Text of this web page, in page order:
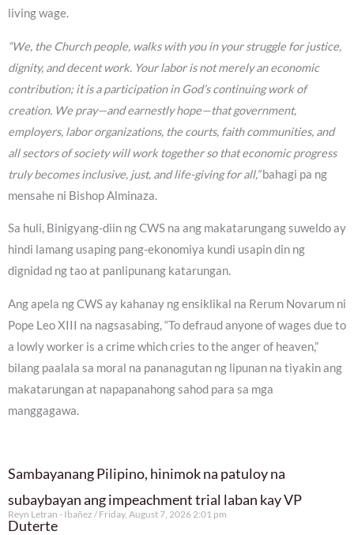
living wage.
“We, the Church people, walks with you in your struggle for justice,
dignity, and decent work. Your labor is not merely an economic
contribution; it is a participation in God’s continuing work of
creation. We pray—and earnestly hope—that government,
employers, labor organizations, the courts, faith communities, and
all sectors of society will work together so that economic progress
truly becomes inclusive, just, and life-giving for all,”bahagi pa ng
mensahe ni Bishop Alminaza.
Sa huli, Binigyang-diin ng CWS na ang makatarungang suweldo ay
hindi lamang usaping pang-ekonomiya kundi usapin din ng
dignidad ng tao at panlipunang katarungan.
Ang apela ng CWS ay kahanay ng ensiklikal na Rerum Novarum ni
Pope Leo XIII na nagsasabing, “To defraud anyone of wages due to
a lowly worker is a crime which cries to the anger of heaven,”
bilang paalala sa moral na pananagutan ng lipunan na tiyakin ang
makatarungan at napapanahong sahod para sa mga
manggagawa.
Sambayanang Pilipino, hinimok na patuloy na
subaybayan ang impeachment trial laban kay VP
Duterte
Reyn Letran - Ibañez Friday, August 7, 2026 2:01 pm